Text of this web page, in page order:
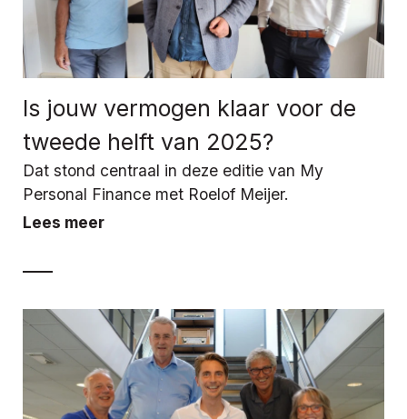
Is jouw vermogen klaar voor de
tweede helft van 2025?
Dat stond centraal in deze editie van My
Personal Finance met Roelof Meijer.
Lees meer